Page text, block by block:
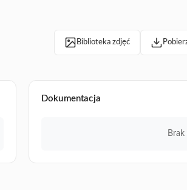
Biblioteka zdjęć
Dokumentacja